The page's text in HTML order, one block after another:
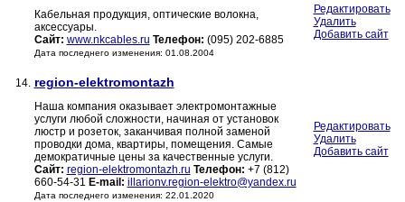
Кабельная продукция, оптические волокна,
аксессуары.
Сайт: www.nkcables.ru Телефон: (095) 202-6885
Дата последнего изменения: 01.08.2004
Редактировать
Удалить
Добавить сайт
14. region-elektromontazh
Наша компания оказывает электромонтажные
услуги любой сложности, начиная от установок
люстр и розеток, заканчивая полной заменой
проводки дома, квартиры, помещения. Самые
демократичные цены за качественные услуги.
Сайт: region-elektromontazh.ru Телефон: +7 (812)
660-54-31 E-mail: illarionv.region-elektro@yandex.ru
Дата последнего изменения: 22.01.2020
Редактировать
Удалить
Добавить сайт